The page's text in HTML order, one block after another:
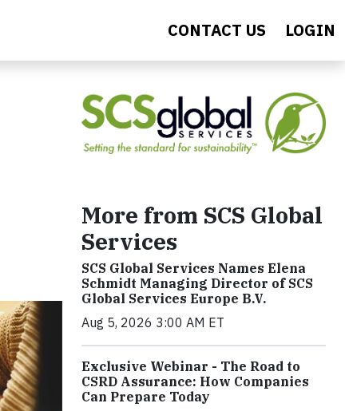
CONTACT US LOGIN
More from SCS Global
Services
SCS Global Services Names Elena
Schmidt Managing Director of SCS
Global Services Europe B.V.
Aug 5, 2026 3:00 AM ET
Exclusive Webinar - The Road to
CSRD Assurance: How Companies
Can Prepare Today